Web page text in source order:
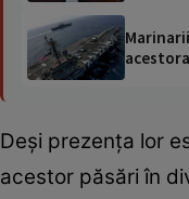
acestora
Deși prezența lor
acestor păsări în